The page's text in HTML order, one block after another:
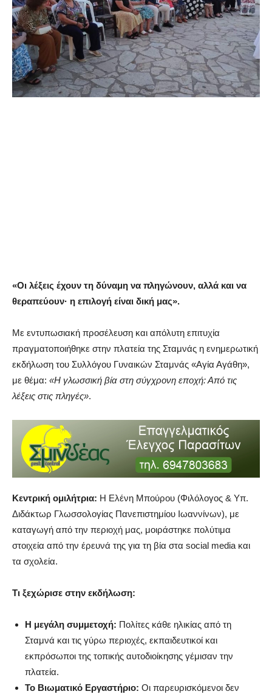
«Οι λέξεις έχουν τη δύναμη να πληγώνουν, αλλά και να
θεραπεύουν· η επιλογή είναι δική μας».
Με εντυπωσιακή προσέλευση και απόλυτη επιτυχία
πραγματοποιήθηκε στην πλατεία της Σταμνάς η ενημερωτική
εκδήλωση του Συλλόγου Γυναικών Σταμνάς «Αγία Αγάθη»,
με θέμα: «Η γλωσσική βία στη σύγχρονη εποχή: Από τις
λέξεις στις πληγές».
Κεντρική ομιλήτρια: Η Ελένη Μπούρου (Φιλόλογος & Υπ.
Διδάκτωρ Γλωσσολογίας Πανεπιστημίου Ιωαννίνων), με
καταγωγή από την περιοχή μας, μοιράστηκε πολύτιμα
στοιχεία από την έρευνά της για τη βία στα social media και
τα σχολεία.
Τι ξεχώρισε στην εκδήλωση:
Η μεγάλη συμμετοχή: Πολίτες κάθε ηλικίας από τη
Σταμνά και τις γύρω περιοχές, εκπαιδευτικοί και
εκπρόσωποι της τοπικής αυτοδιοίκησης γέμισαν την
πλατεία.
Το Βιωματικό Εργαστήριο: Οι παρευρισκόμενοι δεν